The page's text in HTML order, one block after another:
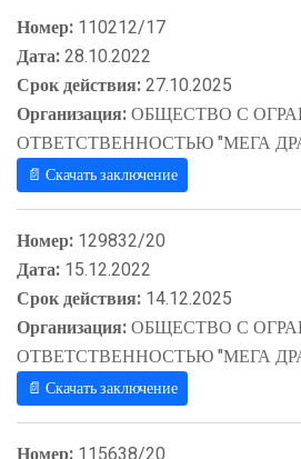
Номер: 110212/17
Дата:28.10.2022
Срок действия:27.10.2025
Организация:ОБЩЕСТВО С
ОТВЕТСТВЕННОСТЬЮ "МЕГА
📄 Скачать заключение
Номер: 129832/20
Дата: 15.12.2022
Срок действия: 14.12.2025
Организация:ОБЩЕСТВО С
ОТВЕТСТВЕННОСТЬЮ "МЕГА
📄 Скачать заключение